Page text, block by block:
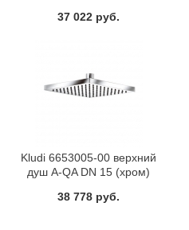
37 022 руб.
Kludi 6653005-00 верхний
душ A-QA DN 15 (хром)
38 778 руб.